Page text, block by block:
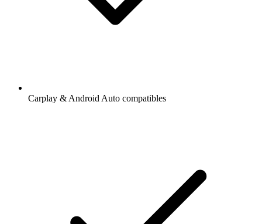
Carplay & Android Auto compatibles